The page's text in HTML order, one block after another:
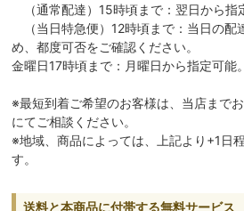
（通常配達）15時頃まで：翌日から指
（当日特急便）12時頃まで：当日の配
め、都度可否をご確認ください。
金曜日17時頃まで：月曜日から指定可能。
※最短到着ご希望のお客様は、当店まで
にてご相談ください。
※地域、商品によっては、上記より+1日
す。
送料と本商品に付帯する無料サービス